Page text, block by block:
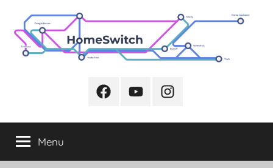
treści
FacebookYoutubeInstagram
Menu